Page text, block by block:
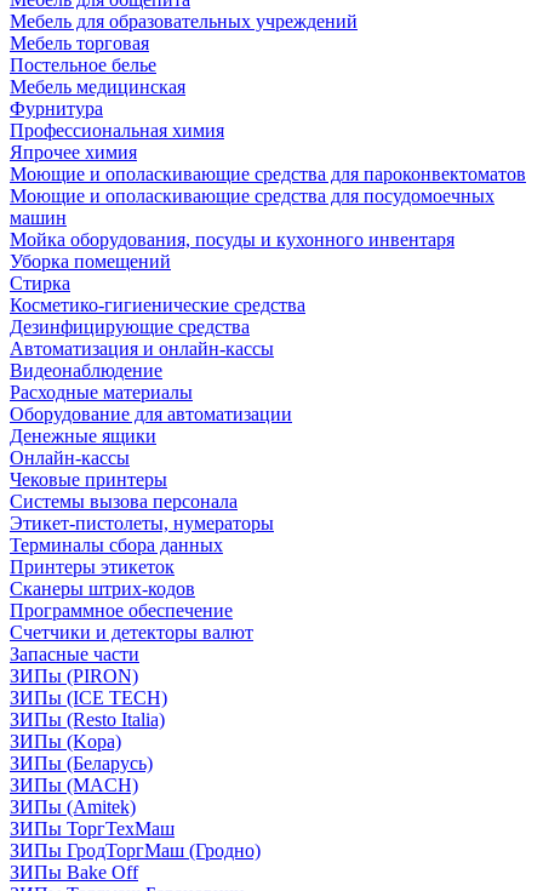
Мебель для образовательных учреждений
Мебель торговая
Постельное белье
Мебель медицинская
Фурнитура
Профессиональная химия
Япрочее химия
Моющие и ополаскивающие средства для пароконвектоматов
Моющие и ополаскивающие средства для посудомоечных
машин
Мойка оборудования, посуды и кухонного инвентаря
Уборка помещений
Стирка
Косметико-гигиенические средства
Дезинфицирующие средства
Автоматизация и онлайн-кассы
Видеонаблюдение
Расходные материалы
Оборудование для автоматизации
Денежные ящики
Онлайн-кассы
Чековые принтеры
Системы вызова персонала
Этикет-пистолеты, нумераторы
Терминалы сбора данных
Принтеры этикеток
Сканеры штрих-кодов
Программное обеспечение
Счетчики и детекторы валют
Запасные части
ЗИПы (PIRON)
ЗИПы (ICE TECH)
ЗИПы (Resto Italia)
ЗИПы (Kopa)
ЗИПы (Беларусь)
ЗИПы (MACH)
ЗИПы (Amitek)
ЗИПы ТоргТехМаш
ЗИПы ГродТоргМаш (Гродно)
ЗИПы Bake Off